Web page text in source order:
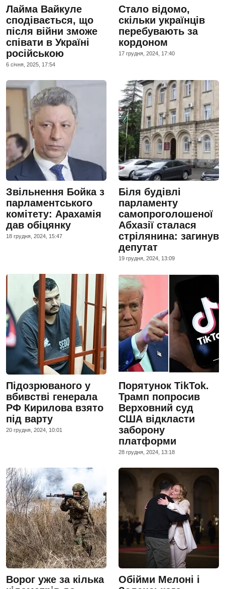
Лайма Вайкуле
сподівається, що
після війни зможе
співати в Україні
російською
6 сiчня, 2025, 17:54
Стало відомо,
скільки українців
перебувають за
кордоном
17 грудня, 2024, 17:40
Звільнення Бойка з
парламентського
комітету: Арахамія
дав обіцянку
18 грудня, 2024, 15:47
Біля будівлі
парламенту
самопроголошеної
Абхазії сталася
стрілянина: загинув
депутат
19 грудня, 2024, 13:09
Підозрюваного у
вбивстві генерала
РФ Кирилова взято
під варту
20 грудня, 2024, 10:01
Порятунок TikTok.
Трамп попросив
Верховний суд
США відкласти
заборону
платформи
28 грудня, 2024, 13:18
Ворог уже за кілька
Обійми Мелоні і